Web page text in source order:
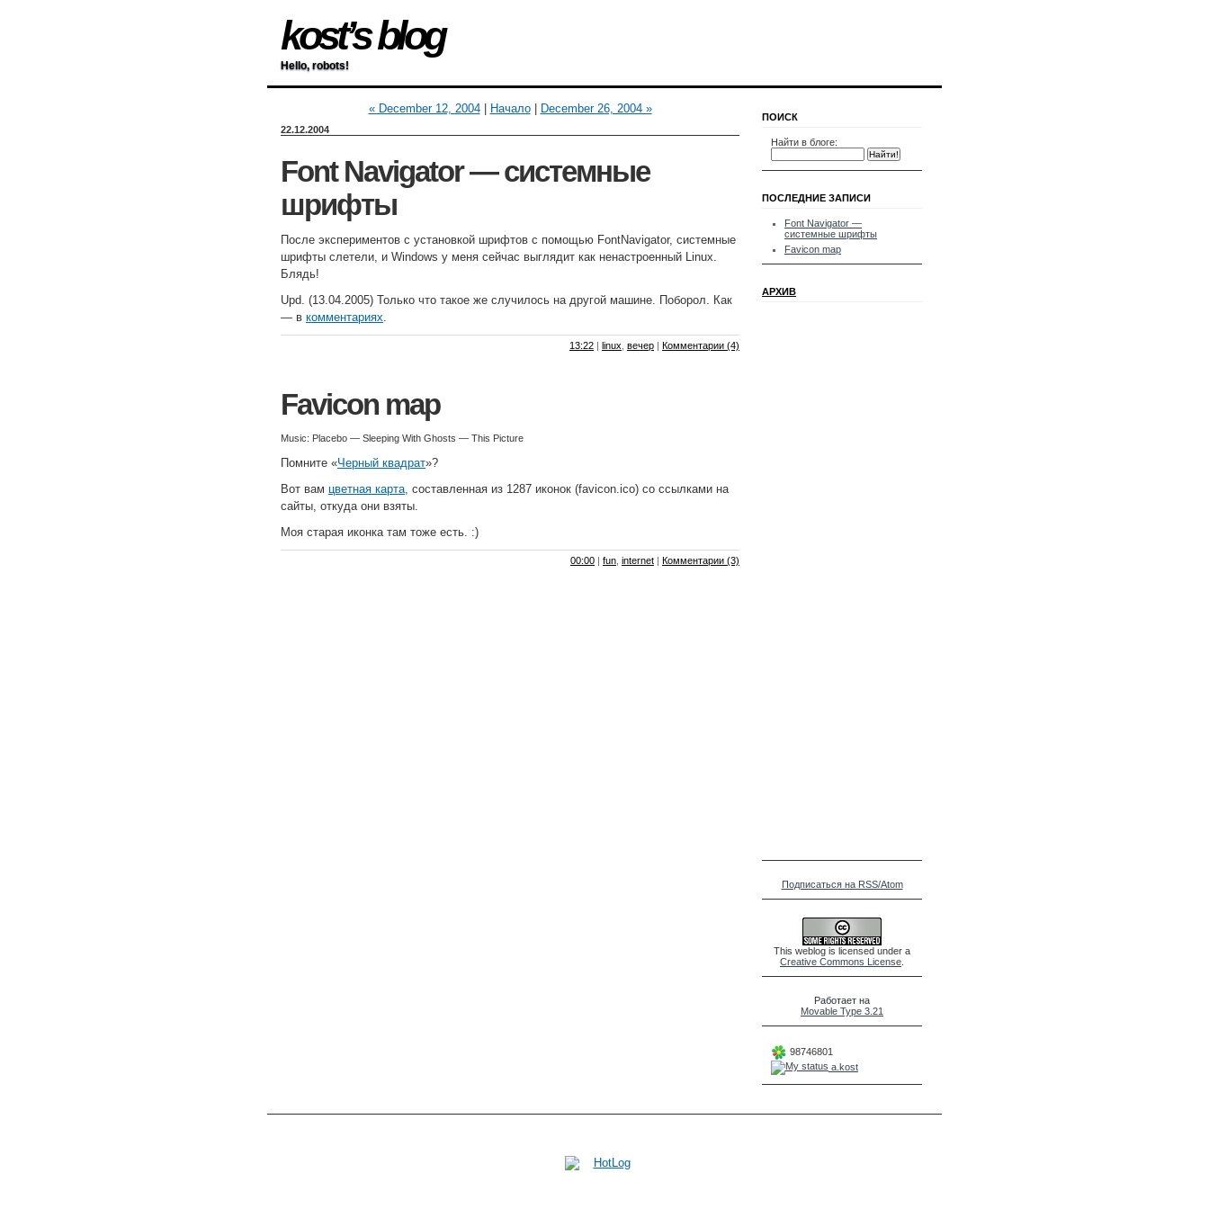
kost’s blog
Hello, robots!
« December 12, 2004| Начало| December 26, 2004 »
22.12.2004
Font Navigator — системные
шрифты
После экспериментов с установкой шрифтов с помощью FontNavigator, системные
шрифты слетели, и Windows у меня сейчас выглядит как ненастроенный Linux.
Блядь!
Upd. (13.04.2005) Только что такое же случилось на другой машине. Поборол. Как
— в комментариях.
13:22 | linux вечер | Комментарии (4)
Favicon map
Music: Placebo — Sleeping With Ghosts — This Picture
Помните «Черный квадрат»?
Вот вам цветная карта, составленная из 1287 иконок (favicon.ico) со ссылками на
сайты, откуда они взяты.
Моя старая иконка там тоже есть. :)
00:00 | fun internet | Комментарии (3)
ПОИСК
Найти в блоге:
ПОСЛЕДНИЕ ЗАПИСИ
Font Navigator —
системные шрифты
Favicon map
АРХИВ
Подписаться на RSS/Atom
This weblog is licensed under a
Creative Commons License
Работает на
Movable Type 3.21
98746801
a.kost